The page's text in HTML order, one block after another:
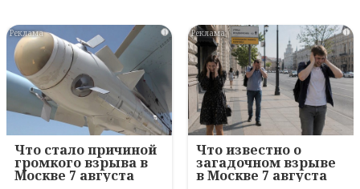
i
Что стало причиной
громкого взрыва в
Москве 7 августа
i
Что известно о
загадочном взрыве
в Москве 7 августа